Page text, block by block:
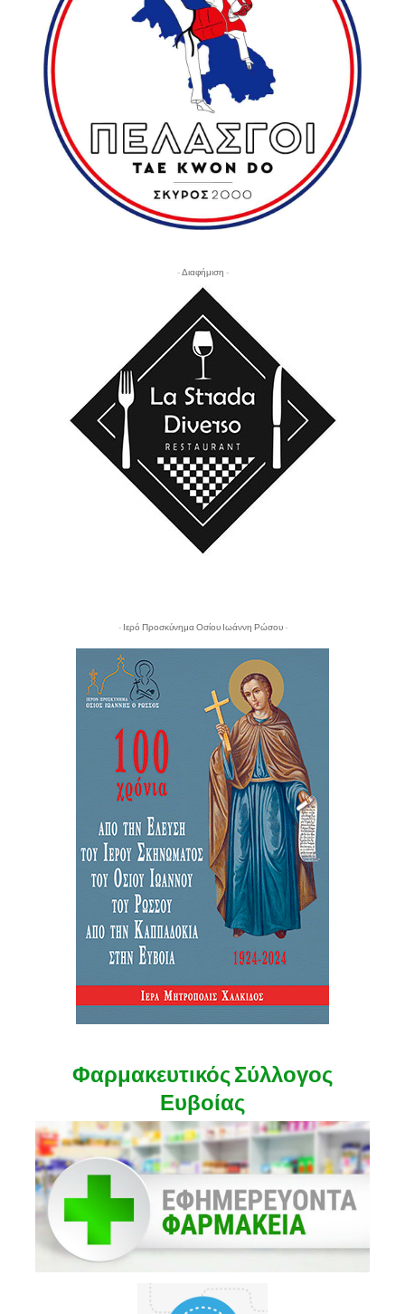
- Διαφήμιση -
- Ιερό Προσκύνημα Οσίου Ιωάννη Ρώσου -
Φαρμακευτικός Σύλλογος
Ευβοίας